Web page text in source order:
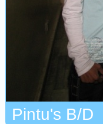
Pintu's B/D